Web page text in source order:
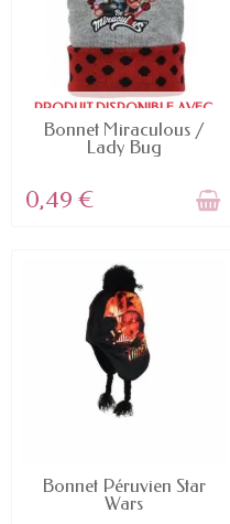
PRODUIT DISPONIBLE AVEC
D'AUTRES OPTIONS
Bonnet Miraculous /
Lady Bug
0,49 €
EN STOCK
Bonnet Péruvien Star
Wars